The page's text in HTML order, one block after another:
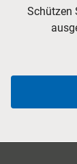
Schützen